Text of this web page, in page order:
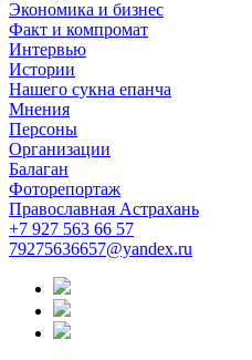
Экономика и бизнес
Факт и компромат
Интервью
Истории
Нашего сукна епанча
Мнения
Персоны
Организации
Балаган
Фоторепортаж
Православная Астрахань
+7 927 563 66 57
79275636657@yandex.ru